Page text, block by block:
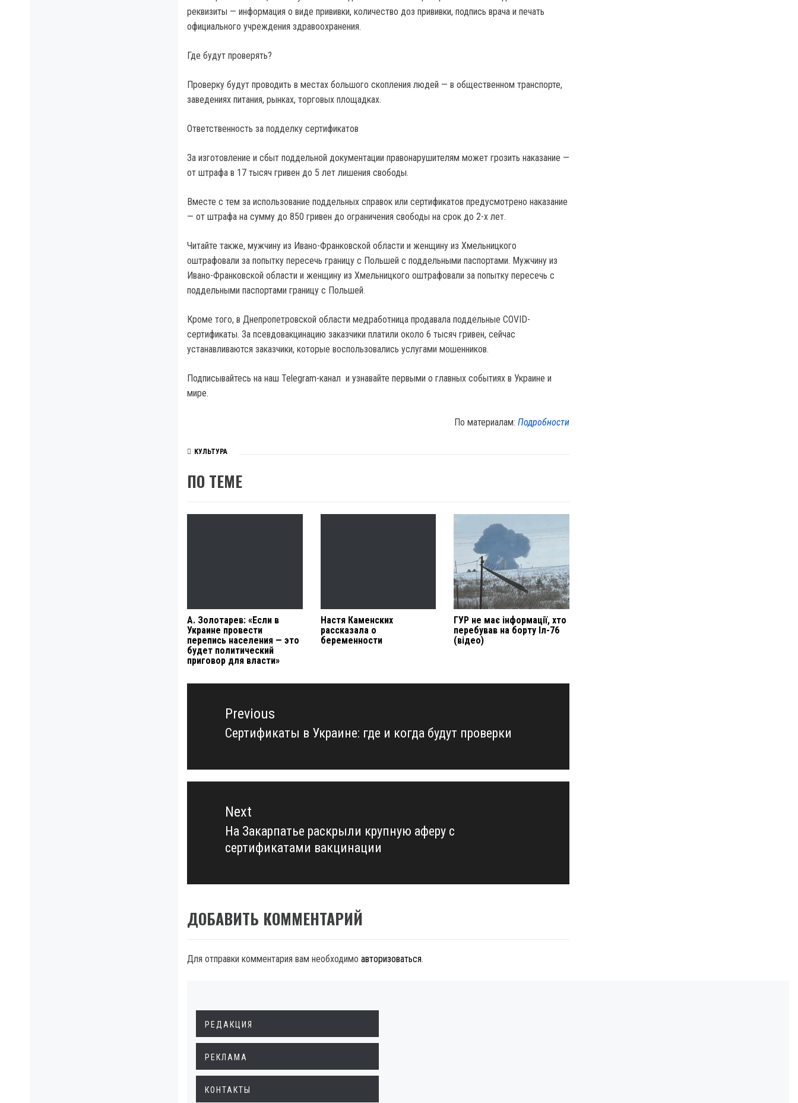
реквизиты — информация о виде прививки, количество доз прививки, подпись врача и печать
официального учреждения здравоохранения.
Где будут проверять?
Проверку будут проводить в местах большого скопления людей — в общественном транспорте,
заведениях питания, рынках, торговых площадках.
Ответственность за подделку сертификатов
За изготовление и сбыт поддельной документации правонарушителям может грозить наказание —
от штрафа в 17 тысяч гривен до 5 лет лишения свободы.
Вместе с тем за использование поддельных справок или сертификатов предусмотрено наказание
— от штрафа на сумму до 850 гривен до ограничения свободы на срок до 2-х лет.
Читайте также, мужчину из Ивано-Франковской области и женщину из Хмельницкого
оштрафовали за попытку пересечь границу с Польшей с поддельными паспортами. Мужчину из
Ивано-Франковской области и женщину из Хмельницкого оштрафовали за попытку пересечь с
поддельными паспортами границу с Польшей.
Кроме того, в Днепропетровской области медработница продавала поддельные COVID-
сертификаты. За псевдовакцинацию заказчики платили около 6 тысяч гривен, сейчас
устанавливаются заказчики, которые воспользовались услугами мошенников.
Подписывайтесь на наш Telegram-канал и узнавайте первыми о главных событиях в Украине и
мире.
По материалам:Подробности
КУЛЬТУРА
ПО ТЕМЕ
А. Золотарев: «Если в
Украине провести
перепись населения — это
будет политический
приговор для власти»
Настя Каменских
рассказала о
беременности
ГУР не має інформації, хто
перебував на борту Іл-76
(відео)
Навигация
записямPrevious
Previous
Сертификаты в Украине: где и когда будут проверки
Next
Next
post:
На Закарпатье раскрыли крупную аферу с
сертификатами вакцинации
ДОБАВИТЬ КОММЕНТАРИЙ
Для отправки комментария вам необходимо авторизоваться.
РЕДАКЦИЯ
РЕКЛАМА
КОНТАКТЫ